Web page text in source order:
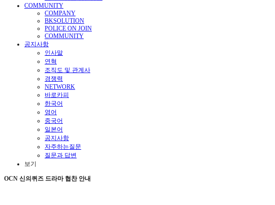
COMMUNITY
COMPANY
BKSOLUTION
POLICE ON JOIN
COMMUNITY
공지사항
인사말
연혁
조직도 및 관계사
경쟁력
NETWORK
바로카피
한국어
영어
중국어
일본어
공지사항
자주하는질문
질문과 답변
보기
OCN 신의퀴즈 드라마 협찬 안내